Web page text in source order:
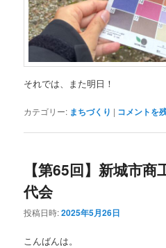
それでは、また明日！
カテゴリー: まちづくり | コメントを
【第65回】新城市商
代会
投稿日時:2025年5月26日
こんばんは。